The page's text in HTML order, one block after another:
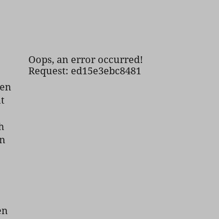
Oops, an error occurred!
Request: ed15e3ebc8481